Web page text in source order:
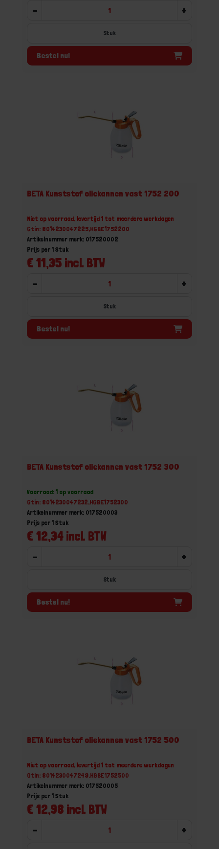
- +
Stuk
Bestel nu!
BETA Kunststof oliekannen vast 1752 200
Niet op voorraad, levertijd 1 tot meerdere werkdagen
Gtin: 8014230047225,HGBE1752200
Artikelnummer merk: 017520002
€ 11,35 incl. BTW
Prijs per 1 Stuk
- +
Stuk
Bestel nu!
BETA Kunststof oliekannen vast 1752 300
Voorraad: 1 op voorraad
Gtin: 8014230047232,HGBE1752300
Artikelnummer merk: 017520003
€ 12,34 incl. BTW
Prijs per 1 Stuk
- +
Stuk
Bestel nu!
BETA Kunststof oliekannen vast 1752 500
Niet op voorraad, levertijd 1 tot meerdere werkdagen
Gtin: 8014230047249,HGBE1752500
Artikelnummer merk: 017520005
€ 12,98 incl. BTW
Prijs per 1 Stuk
- +